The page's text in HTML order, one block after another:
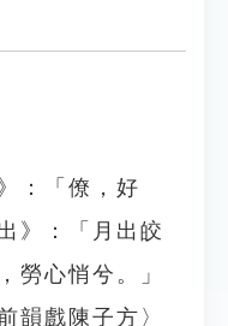
：「僚，好
》：「月出皎
勞心悄兮。」
韻戲陳子方〉